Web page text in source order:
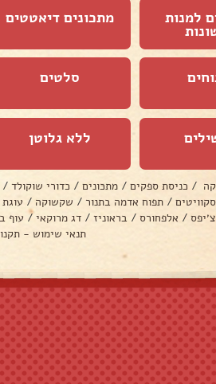
למנות מתכונים דיאטטים
סלטים
ללא גלוטן
/ כניסת ספקים / מתכונים / כדורי שוקולד /
/ תפוח אדמה בתנור / שקשוקה /
/ אלפחורס / בראוניז / דג מרוקאי/ עוף
תנאי שימוש -